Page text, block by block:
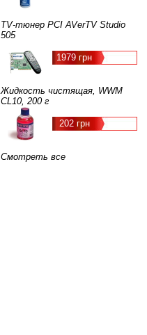
TV-тюнер PCI AVerTV Studio
505
1979 грн
Жидкость чистящая, WWM
CL10, 200 г
202 грн
Смотреть все